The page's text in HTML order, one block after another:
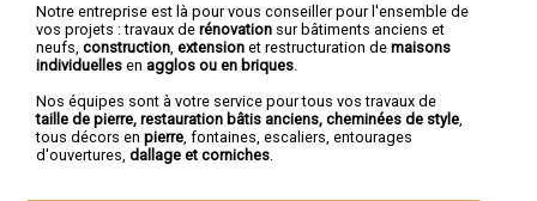
Notre entreprise est là pour vous conseiller pour l'ensemble de
vos projets : travaux de rénovation sur bâtiments anciens et
neufs, construction extension et restructuration de maisons
individuelles en agglos ou en briques
Nos équipes sont à votre service pour tous vos travaux de
taille de pierre, restauration bâtis anciens, cheminées de style
tous décors en pierre , fontaines, escaliers, entourages
d'ouvertures, dallage et corniches